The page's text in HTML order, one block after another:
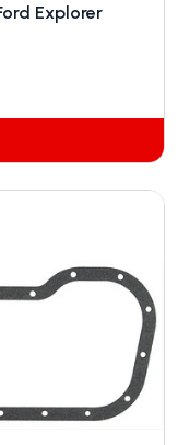
Explorer